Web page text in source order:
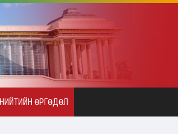
НИЙТИЙН ӨРГӨДӨЛ